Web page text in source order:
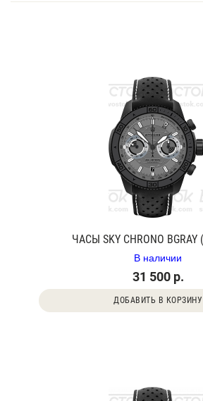
ЧАСЫ SKY CHRONO
В наличии
31 500 р.
ДОБАВИТЬ В КОРЗИНУ